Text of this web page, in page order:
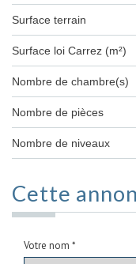
surface terrain
Surface loi Carrez (m²)
Nombre de chambre(s)
Nombre de pièces
Nombre de niveaux
Cette
Votre nom *